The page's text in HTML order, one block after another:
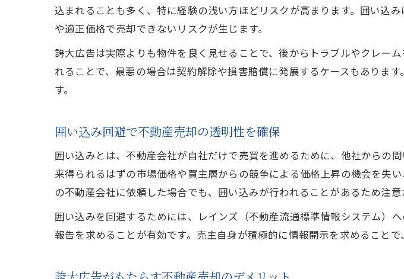
込まれることも多く、特に経験の浅い方ほどリスクが高まります。囲い込
や適正価格で売却できないリスクが生じます。
誇大広告は実際よりも物件を良く見せることで、後からトラブルやクレー
れることで、最悪の場合は契約解除や損害賠償に発展するケースもありま
す。
囲い込み回避で不動産売却の透明性を確保
囲い込みとは、不動産会社が自社だけで売買を進めるために、他社からの
来得られるはずの市場価格や買主層からの競争による価格上昇の機会を失
の不動産会社に依頼した場合でも、囲い込みが行われることがあるため注意
囲い込みを回避するためには、レインズ（不動産流通標準情報システム）
報告を求めることが有効です。売主自身が積極的に情報開示を求めること